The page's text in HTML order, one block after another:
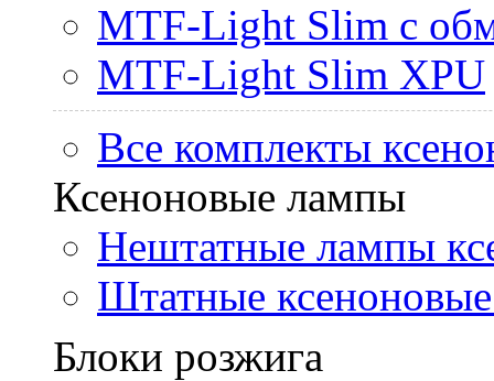
MTF-Light Slim с
MTF-Light Slim XPU
Все комплекты
Ксеноновые лампы
Нештатные лампы
Штатные
Блоки розжига